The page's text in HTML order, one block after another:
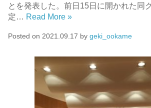
とを発表した。前日15日に開かれた同
定… Read More »
Posted on 2021.09.17 by geki_ookame